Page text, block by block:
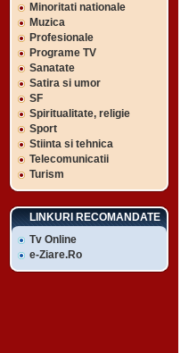
Minoritati nationale
Muzica
Profesionale
Programe TV
Sanatate
Satira si umor
SF
Spiritualitate, religie
Sport
Stiinta si tehnica
Telecomunicatii
Turism
LINKURI RECOMANDATE
Tv Online
e-Ziare.Ro